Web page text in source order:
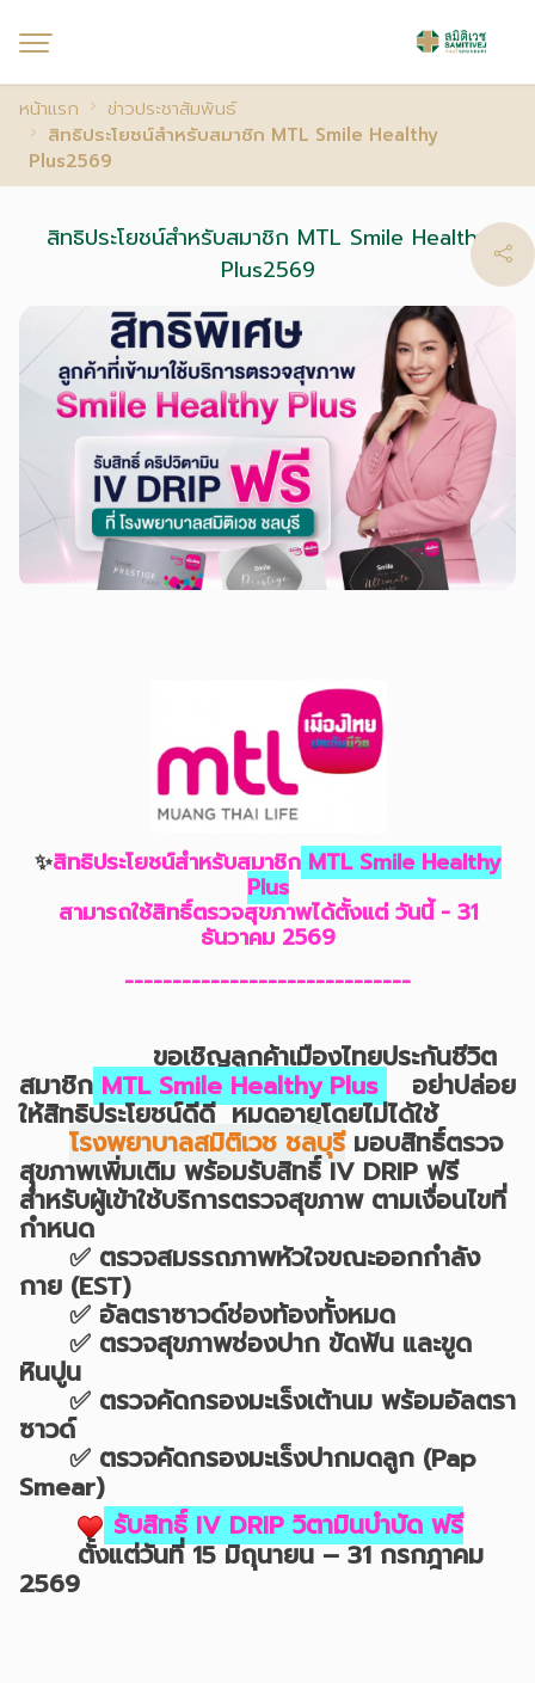
หน้าแรก
ข่าวประชาสัมพันธ์
สิทธิประโยชน์สำหรับสมาชิก MTL Smile Healthy
Plus2569
สิทธิประโยชน์สำหรับสมาชิก MTL Smile Healthy
Plus2569
✨สิทธิประโยชน์สำหรับสมาชิกMTL Smile Healthy
Plus
สามารถใช้สิทธิ์ตรวจสุขภาพได้ตั้งแต่ วันนี้ - 31
ธันวาคม 2569
------------------------------
ขอเชิญลูกค้าเมืองไทยประกันชีวิต
สมาชิก MTL Smile Healthy Plus อย่าปล่อย
ให้สิทธิประโยชน์ดีดี หมดอายุโดยไม่ได้ใช้
โรงพยาบาลสมิติเวช ชลบุรีมอบสิทธิ์ตรวจ
สุขภาพเพิ่มเติม พร้อมรับสิทธิ์ IV DRIP ฟรี
สำหรับผู้เข้าใช้บริการตรวจสุขภาพ ตามเงื่อนไขที่
กำหนด
✅ ตรวจสมรรถภาพหัวใจขณะออกกำลัง
กาย (EST)
✅ อัลตราซาวด์ช่องท้องทั้งหมด
✅ ตรวจสุขภาพช่องปาก ขัดฟัน และขูด
หินปูน
✅ ตรวจคัดกรองมะเร็งเต้านม พร้อมอัลตรา
ซาวด์
✅ ตรวจคัดกรองมะเร็งปากมดลูก (Pap
Smear)
รับสิทธิ์ IV DRIP วิตามินบำบัด ฟรี
ตั้งแต่วันที่ 15 มิถุนายน – 31 กรกฎาคม
2569